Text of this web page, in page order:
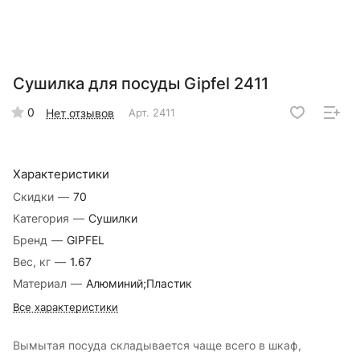
Сушилка для посуды Gipfel 2411
0 Нет отзывов Арт. 2411
Характеристики
Скидки — 70
Категория — Сушилки
Бренд — GIPFEL
Вес, кг — 1.67
Материал — Алюминий;Пластик
Все характеристики
Вымытая посуда складывается чаще всего в шкаф,